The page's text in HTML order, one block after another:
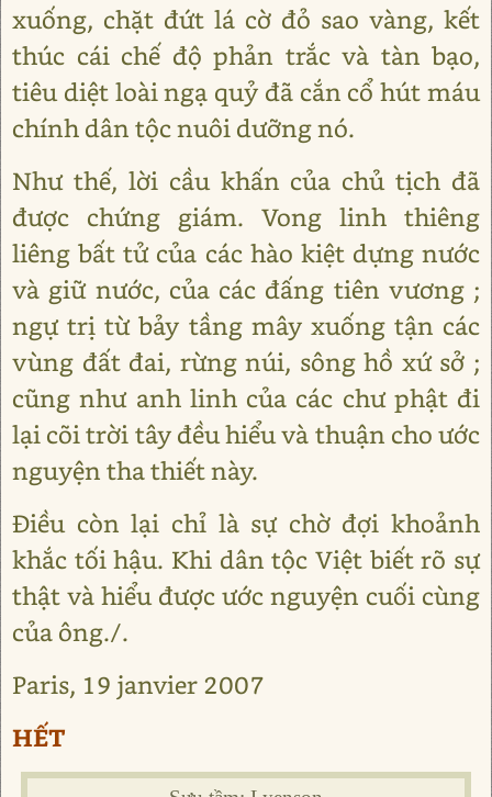
xuống, chặt đứt lá cờ đỏ sao vàng, kết
thúc cái chế độ phản trắc và tàn bạo,
tiêu diệt loài ngạ quỷ đã cắn cổ hút máu
chính dân tộc nuôi dưỡng nó.
Như thế, lời cầu khấn của chủ tịch đã
được chứng giám. Vong linh thiêng
liêng bất tử của các hào kiệt dựng nước
và giữ nước, của các đấng tiên vương ;
ngự trị từ bảy tầng mây xuống tận các
vùng đất đai, rừng núi, sông hồ xứ sở ;
cũng như anh linh của các chư phật đi
lại cõi trời tây đều hiểu và thuận cho ước
nguyện tha thiết này.
Điều còn lại chỉ là sự chờ đợi khoảnh
khắc tối hậu. Khi dân tộc Việt biết rõ sự
thật và hiểu được ước nguyện cuối cùng
của ông./.
Paris, 19 janvier 2007
HẾT